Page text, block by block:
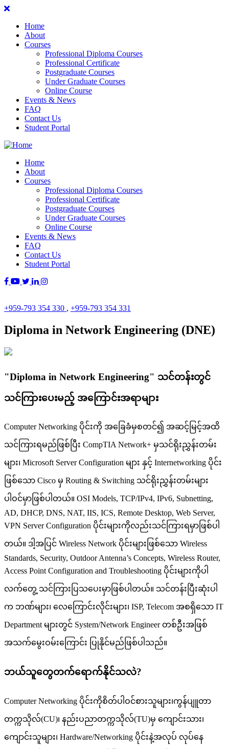
Home
About
Courses
Professional Diploma Courses
Professional Certificate
Postgraduate Courses
Under Graduate Courses
Online Course
Events & News
FAQ
Contact Us
Student Portal
Home
About
Courses
Professional Diploma Courses
Professional Certificate
Postgraduate Courses
Under Graduate Courses
Online Course
Events & News
FAQ
Contact Us
Student Portal
+959-793 354 330 , +959-793 354 331
Diploma in Network Engineering (DNE)
"Diploma in Network Engineering" သင်တန်းတွင်
သင်ကြားပေးမည့် အကြောင်းအရာများ
Computer Networking ပိုင်းကို အခြေခံမှစတင်၍ အဆင့်မြင့်အထိ
သင်ကြားရမည်ဖြစ်ပြီး CompTIA Network+ မှသင်ရိုးညွှန်းတမ်း
များ၊ Microsoft Server Configuration များ နှင့် Internetworking ပိုင်း
ဖြစ်သော Cisco မှ Routing & Switching သင်ရိုးညွှန်းတမ်းများ
ပါဝင်မှာဖြစ်ပါတယ်။ OSI Models, TCP/IPv4, IPv6, Subnetting,
AD, DHCP, DNS, NAT, IIS, ICS, Remote Desktop, Web Server,
VPN Server Configuration ပိုင်းများကိုလည်းသင်ကြားရမှာဖြစ်ပါ
တယ်။ ဒါ့အပြင် Wireless Network ပိုင်းများဖြစ်သော Wireless
Standards, Security, Outdoor Antenna’s Concepts, Wireless Router,
Access Point Configuration and Troubleshooting ပိုင်းများကိုပါ
လက်တွေ့ သင်ကြားပြသပေးမှာဖြစ်ပါတယ်။ သင်တန်းပြီးဆုံးပါ
က ဘဏ်များ၊ လေကြောင်းလိုင်းများ၊ ISP, Telecom အစရှိသော IT
Department များတွင် System/Network Engineer တစ်ဦးအဖြစ်
အသက်မွေးဝမ်းကြောင်း ပြုနိုင်မည်ဖြစ်ပါသည်။
ဘယ်သူတွေတက်ရောက်နိုင်သလဲ?
Computer Networking ပိုင်းကိုစိတ်ပါဝင်စားသူများ၊ကွန်ပျူတာ
တက္ကသိုလ်(CU)၊ နည်းပညာတက္ကသိုလ်(TU)မှ ကျောင်းသား၊
ကျောင်းသူများ၊ Hardware/Networking ပိုင်းနဲ့အလုပ် လုပ်နေ